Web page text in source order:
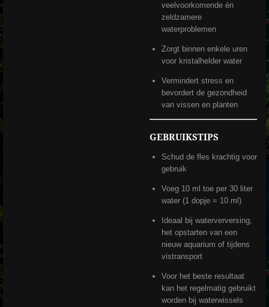
veelvoorkomende én
zeldzamere
waterproblemen
Zorgt binnen enkele uren
voor kristalhelder water
Vermindert stress en
bevordert de gezondheid
van vissen en planten
GEBRUIKSTIPS
Schud de fles krachtig voor
gebruik
Voeg 10 ml toe per 30 liter
water (1 dopje = 10 ml)
Ideaal bij waterverversing,
het opstarten van een
nieuw aquarium of tijdens
vistransport
Voor het beste resultaat
kan het regelmatig gebruikt
worden bij waterwissels